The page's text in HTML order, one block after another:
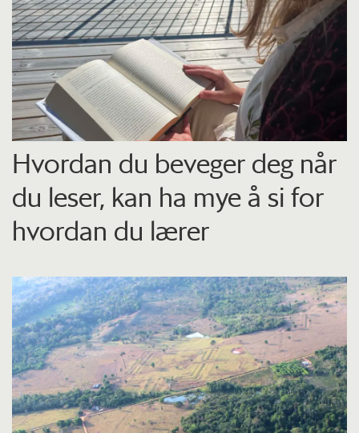
Hvordan du beveger deg når
du leser, kan ha mye å si for
hvordan du lærer